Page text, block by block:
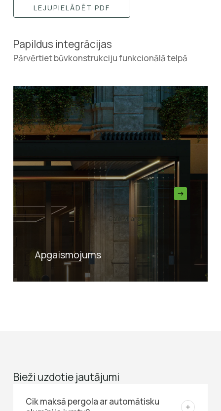
LEJUPIELĀDĒT PDF
Papildus integrācijas
Pārvērtiet būvkonstrukciju funkcionālā telpā
Apgaismojums
Bieži uzdotie jautājumi
Cik maksā pergola ar automātisku